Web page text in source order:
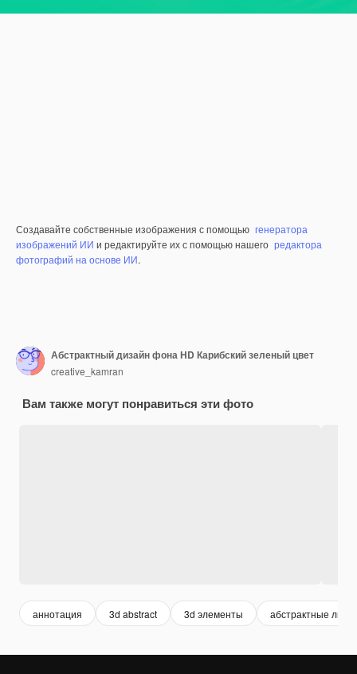
Создавайте собственные изображения с помощью генератора
изображений ИИ и редактируйте их с помощью нашего редактора
фотографий на основе ИИ.
Абстрактный дизайн фона HD Карибский зеленый цвет
creative_kamran
Вам также могут понравиться эти фото
аннотация 3d abstract 3d элементы абстрактные